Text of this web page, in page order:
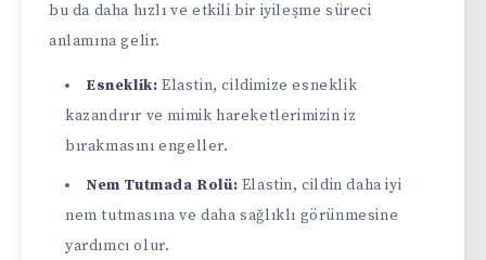
bu da daha hızlı ve etkili bir iyileşme süreci
anlamına gelir.
Esneklik: Elastin, cildimize esneklik
kazandırır ve mimik hareketlerimizin iz
bırakmasını engeller.
Nem Tutmada Rolü: Elastin, cildin daha iyi
nem tutmasına ve daha sağlıklı görünmesine
yardımcı olur.